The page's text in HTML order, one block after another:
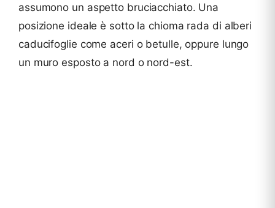
assumono un aspetto bruciacchiato. Una
posizione ideale è sotto la chioma rada di alberi
caducifoglie come aceri o betulle, oppure lungo
un muro esposto a nord o nord-est.